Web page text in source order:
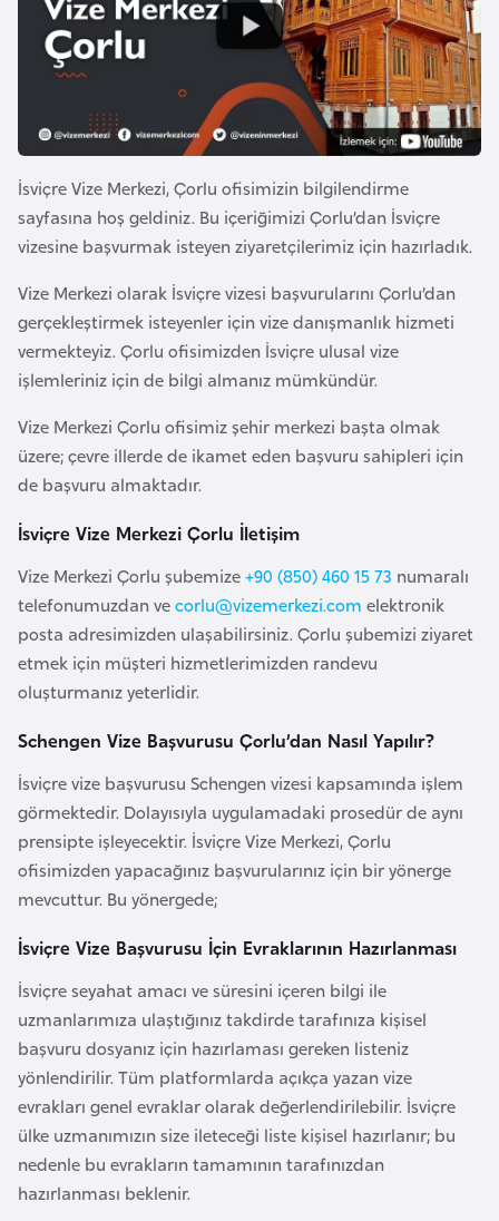
e
r
i
İsviçre Vize Merkezi, Çorlu ofisimizin bilgilendirme
sayfasına hoş geldiniz. Bu içeriğimizi Çorlu’dan İsviçre
vizesine başvurmak isteyen ziyaretçilerimiz için hazırladık.
Vize Merkezi olarak İsviçre vizesi başvurularını Çorlu’dan
gerçekleştirmek isteyenler için vize danışmanlık hizmeti
vermekteyiz. Çorlu ofisimizden İsviçre ulusal vize
işlemleriniz için de bilgi almanız mümkündür.
Vize Merkezi Çorlu ofisimiz şehir merkezi başta olmak
üzere; çevre illerde de ikamet eden başvuru sahipleri için
de başvuru almaktadır.
İsviçre Vize Merkezi Çorlu İletişim
Vize Merkezi Çorlu şubemize+90 (850) 460 15 73 numaralı
telefonumuzdan vecorlu@vizemerkezi.com elektronik
posta adresimizden ulaşabilirsiniz. Çorlu şubemizi ziyaret
etmek için müşteri hizmetlerimizden randevu
oluşturmanız yeterlidir.
Schengen Vize Başvurusu Çorlu’dan Nasıl Yapılır?
İsviçre vize başvurusu Schengen vizesi kapsamında işlem
görmektedir. Dolayısıyla uygulamadaki prosedür de aynı
prensipte işleyecektir. İsviçre Vize Merkezi, Çorlu
ofisimizden yapacağınız başvurularınız için bir yönerge
mevcuttur. Bu yönergede;
İsviçre Vize Başvurusu İçin Evraklarının Hazırlanması
İsviçre seyahat amacı ve süresini içeren bilgi ile
uzmanlarımıza ulaştığınız takdirde tarafınıza kişisel
başvuru dosyanız için hazırlaması gereken listeniz
yönlendirilir. Tüm platformlarda açıkça yazan vize
evrakları genel evraklar olarak değerlendirilebilir. İsviçre
ülke uzmanımızın size ileteceği liste kişisel hazırlanır; bu
nedenle bu evrakların tamamının tarafınızdan
hazırlanması beklenir.
a
e
r
b
a
y
a
n
a
h
r
y
n
B
a
n
g
l
a
d
e
ş
B
l
a
r
u
s
B
e